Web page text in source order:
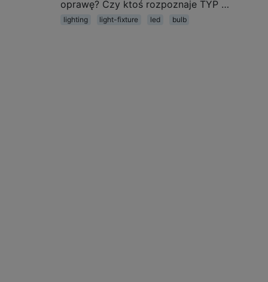
oprawę? Czy ktoś rozpoznaje TYP …
lighting light-fixture led bulb